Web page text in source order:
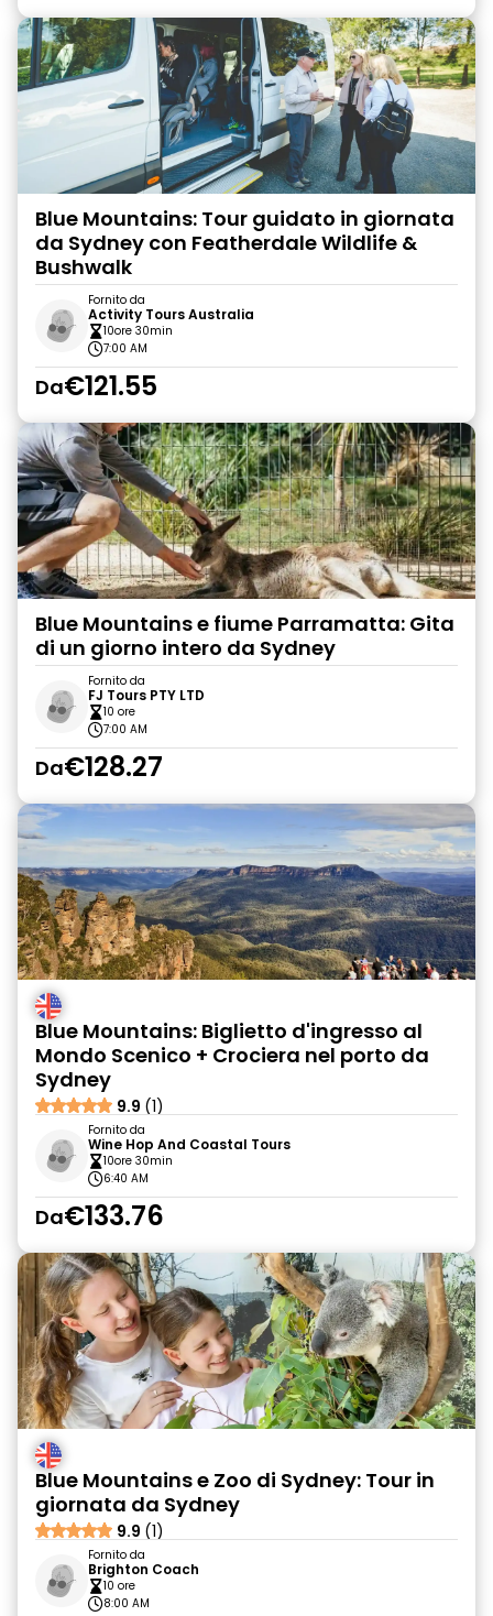
Blue Mountains: Tour guidato in giornata
da Sydney con Featherdale Wildlife &
Bushwalk
Fornito da
Activity Tours Australia
10ore 30min
7:00 AM
Da€121.55
Blue Mountains e fiume Parramatta: Gita
di un giorno intero da Sydney
Fornito da
FJ Tours PTY LTD
10 ore
7:00 AM
Da€128.27
Blue Mountains: Biglietto d'ingresso al
Mondo Scenico + Crociera nel porto da
Sydney
9.9 (1)
Fornito da
Wine Hop And Coastal Tours
10ore 30min
6:40 AM
Da€133.76
Blue Mountains e Zoo di Sydney: Tour in
giornata da Sydney
9.9 (1)
Fornito da
Brighton Coach
10 ore
8:00 AM